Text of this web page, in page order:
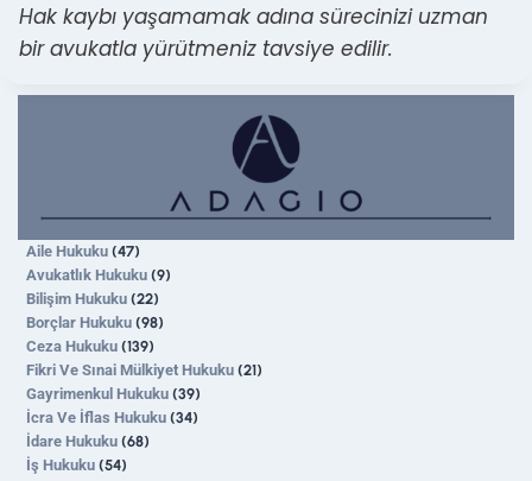
Hak kaybı yaşamamak adına sürecinizi uzman
bir avukatla yürütmeniz tavsiye edilir.
Aile Hukuku (47)
Avukatlık Hukuku (9)
Bilişim Hukuku (22)
Borçlar Hukuku (98)
Ceza Hukuku (139)
Fikri Ve Sınai Mülkiyet Hukuku (21)
Gayrimenkul Hukuku (39)
İcra Ve İflas Hukuku (34)
İdare Hukuku (68)
İş Hukuku (54)